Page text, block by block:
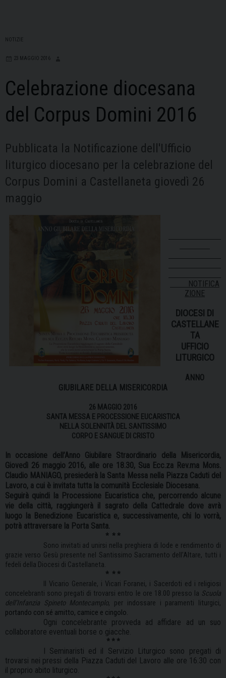
NOTIZIE
23 MAGGIO 2016
Celebrazione diocesana
del Corpus Domini 2016
Pubblicata la Notificazione dell'Ufficio
liturgico diocesano per la celebrazione del
Corpus Domini a Castellaneta giovedì 26
maggio
NOTIFICA
ZIONE
DIOCESI DI
CASTELLANE
TA
UFFICIO
LITURGICO
ANNO
GIUBILARE DELLA MISERICORDIA
26 MAGGIO 2016
SANTA MESSA E PROCESSIONE EUCARISTICA
NELLA SOLENNITÀ DEL SANTISSIMO
CORPO E SANGUE DI CRISTO
In occasione dell’Anno Giubilare Straordinario della Misericordia,
Giovedì 26 maggio 2016, alle ore 18.30, Sua Ecc.za Rev.ma Mons.
Claudio MANIAGO, presiederà la Santa Messa nellaPiazza Caduti del
Lavoro, a cui è invitata tutta la comunità Ecclesiale Diocesana.
Seguirà quindi la Processione Eucaristica che, percorrendo alcune
vie della città, raggiungerà il sagrato della Cattedrale dove avrà
luogo la Benedizione Eucaristica e, successivamente, chi lo vorrà,
potrà attraversare la Porta Santa.
* * *
Sono invitati ad unirsi nella preghiera di lode e rendimento di
grazie verso Gesù presente nel Santissimo Sacramento dell’Altare, tutti i
fedeli della Diocesi di Castellaneta.
* * *
Il Vicario Generale, i Vicari Foranei, i Sacerdoti ed i religiosi
concelebranti sono pregati di trovarsi entro le ore 18.00 presso la Scuola
dell’Infanzia Spineto Montecamplo, per indossare i paramenti liturgici,
portando con sé amitto, camice e cingolo.
Ogni concelebrante provveda ad affidare ad un suo
collaboratore eventuali borse o giacche.
* * *
I Seminaristi ed il Servizio Liturgico sono pregati di
trovarsi nei pressi della Piazza Caduti del Lavoro alle ore 16.30 con
il proprio abito liturgico.